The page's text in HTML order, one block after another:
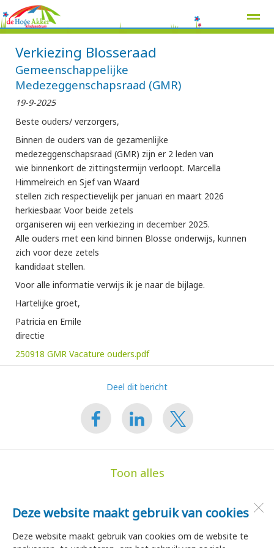
Home
Deze website maakt gebruik van cookies
Deze website maakt gebruik van cookies om de website te
Verkiezing Blosseraad
Gemeenschappelijke
Medezeggenschapsraad (GMR)
19-9-2025
Beste ouders/ verzorgers,
Binnen de ouders van de gezamenlijke
medezeggenschapsraad (GMR) zijn er 2 leden van
wie binnenkort de zittingstermijn verloopt. Marcella
Himmelreich en Sjef van Waard
stellen zich respectievelijk per januari en maart 2026
herkiesbaar. Voor beide zetels
organiseren wij een verkiezing in december 2025.
Alle ouders met een kind binnen Blosse onderwijs, kunnen
zich voor deze zetels
kandidaat stellen.
Voor alle informatie verwijs ik je naar de bijlage.
Hartelijke groet,
Patricia en Emile
directie
250918 GMR Vacature ouders.pdf
Deel dit bericht
Toon alles
de Hoge Akker
1747 HA Tuitjenhorn